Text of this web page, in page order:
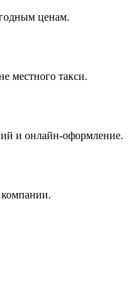
ценам.
местного такси.
и онлайн-оформление.